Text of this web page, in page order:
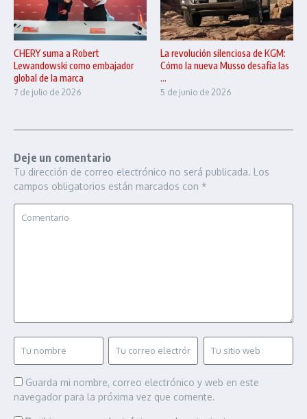
CHERY suma a Robert
Lewandowski como embajador
global de la marca
7 de julio de 2026
La revolución silenciosa de KGM:
Cómo la nueva Musso desafía las
...
5 de junio de 2026
Deje un comentario
Tu dirección de correo electrónico no será publicada. Los
campos obligatorios están marcados con *
Guarda mi nombre, correo electrónico y web en este
navegador para la próxima vez que comente.